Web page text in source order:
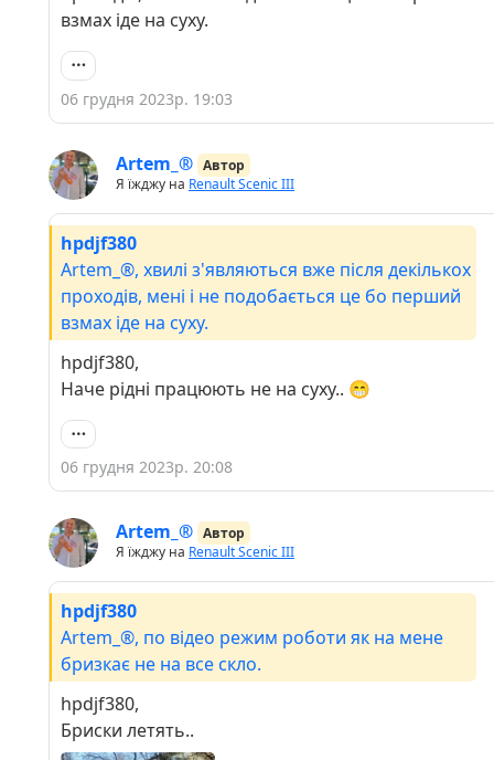
взмах іде на суху.
06 грудня 2023р. 19:03
Artem_® Автор
Я їжджу на Renault Scenic III
hpdjf380
Artem_®, хвилі з'являються вже після декількох
проходів, мені і не подобається це бо перший
взмах іде на суху.
hpdjf380,
Наче рідні працюють не на суху.. 😁
06 грудня 2023р. 20:08
Artem_® Автор
Я їжджу на Renault Scenic III
hpdjf380
Artem_®, по відео режим роботи як на мене
бризкає не на все скло.
hpdjf380,
Бриски летять..